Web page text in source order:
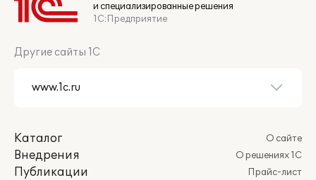
и специализированные решения
1С:Предприятие
Другие сайты 1С
Каталог
Внедрения
Публикации
О сайте
О решениях 1С
Прайс-лист